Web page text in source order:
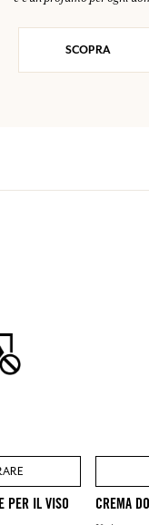
SCOPRA
PER IL VISO CREMA